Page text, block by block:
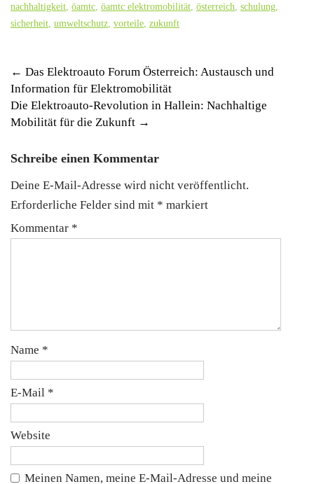
nachhaltigkeit öamtc öamtc elektromobilität österreich schulung
sicherheit umweltschutz vorteile zukunft
Post
navigation
← Das Elektroauto Forum Österreich: Austausch und
Information für Elektromobilität
Die Elektroauto-Revolution in Hallein: Nachhaltige
Mobilität für die Zukunft →
Schreibe einen Kommentar
Deine E-Mail-Adresse wird nicht veröffentlicht.
Erforderliche Felder sind mit * markiert
Kommentar *
Name *
E-Mail *
Website
Meinen Namen, meine E-Mail-Adresse und meine